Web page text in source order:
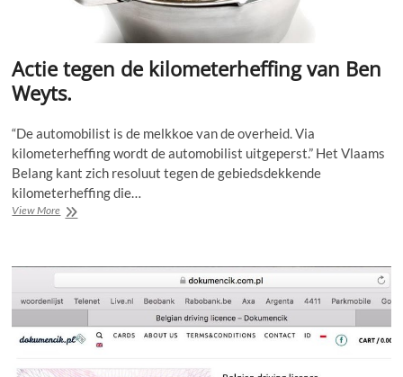
Actie tegen de kilometerheffing van Ben
Weyts.
“De automobilist is de melkkoe van de overheid. Via
kilometerheffing wordt de automobilist uitgeperst.” Het Vlaams
Belang kant zich resoluut tegen de gebiedsdekkende
kilometerheffing die…
View MoreActie
Ben
Weyts.